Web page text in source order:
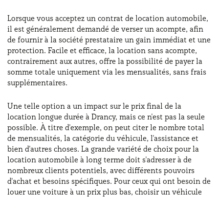
Lorsque vous acceptez un contrat de location automobile,
il est généralement demandé de verser un acompte, afin
de fournir à la société prestataire un gain immédiat et une
protection. Facile et efficace, la location sans acompte,
contrairement aux autres, offre la possibilité de payer la
somme totale uniquement via les mensualités, sans frais
supplémentaires.
Une telle option a un impact sur le prix final de la
location longue durée à Drancy, mais ce n'est pas la seule
possible. À titre d'exemple, on peut citer le nombre total
de mensualités, la catégorie du véhicule, l'assistance et
bien d'autres choses. La grande variété de choix pour la
location automobile à long terme doit s'adresser à de
nombreux clients potentiels, avec différents pouvoirs
d'achat et besoins spécifiques. Pour ceux qui ont besoin de
louer une voiture à un prix plus bas, choisir un véhicule